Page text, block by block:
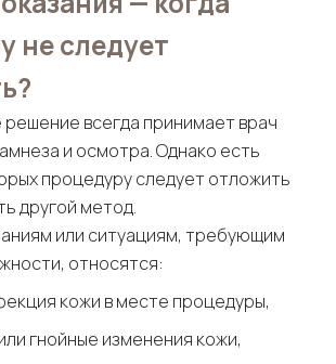
не следует
всегда принимает врач
и осмотра. Однако есть
процедуру следует отложить
другой метод.
или ситуациям, требующим
относятся:
кожи в месте процедуры,
гнойные изменения кожи,